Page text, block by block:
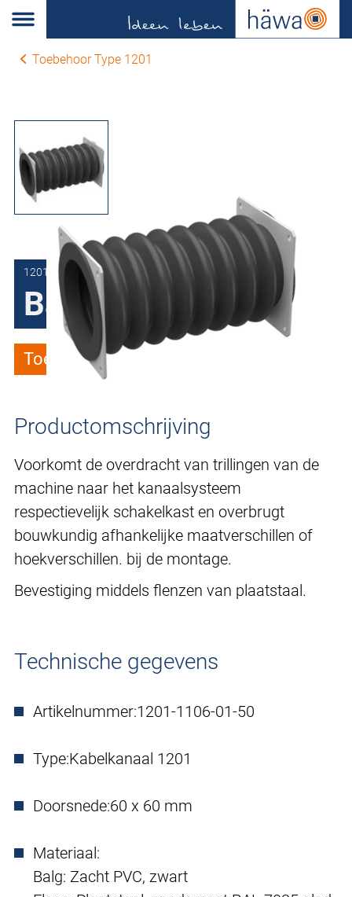
Toebehoor Type 1201
1201-1106-01-50
Balg
Toevoegen aan verlanglijstje
Productomschrijving
Voorkomt de overdracht van trillingen van de
machine naar het kanaalsysteem
respectievelijk schakelkast en overbrugt
bouwkundig afhankelijke maatverschillen of
hoekverschillen. bij de montage.
Bevestiging middels flenzen van plaatstaal.
Technische gegevens
Artikelnummer:1201-1106-01-50
Type:Kabelkanaal 1201
Doorsnede:60 x 60 mm
Materiaal:
Balg: Zacht PVC, zwart